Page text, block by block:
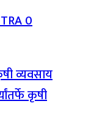
0